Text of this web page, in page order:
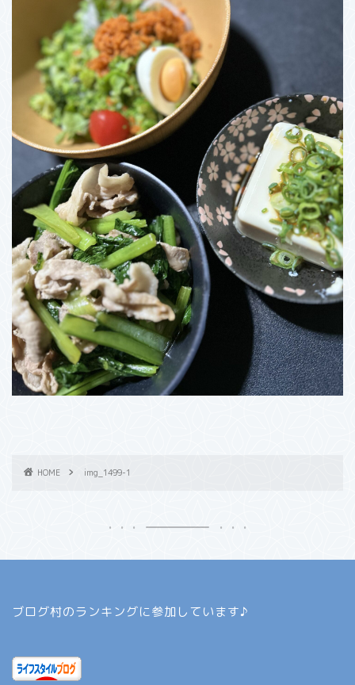
HOME img_1499-1
ブログ村のランキングに参加しています♪